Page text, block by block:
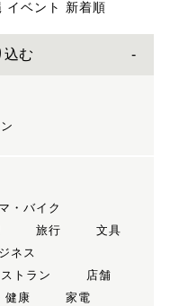
イベント 新着順
込む
・バイク
旅行
文具
ネス
トラン
店舗
健康
家電